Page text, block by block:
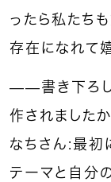
ったら私たち
存在になれて
——書き下ろし
作されましたか
なちさん：最
テーマと自分